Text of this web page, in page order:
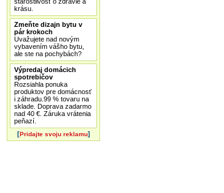
krásu.
Zmeňte dizajn bytu v
pár krokoch
Uvažujete nad novým
vybavením vášho bytu,
ale ste na pochybách?
Výpredaj domácich
spotrebičov
Rozsiahla ponuka
produktov pre domácnosť
i záhradu.99 % tovaru na
sklade. Doprava zadarmo
nad 40 €. Záruka vrátenia
peňazí.
[Pridajte svoju reklamu]